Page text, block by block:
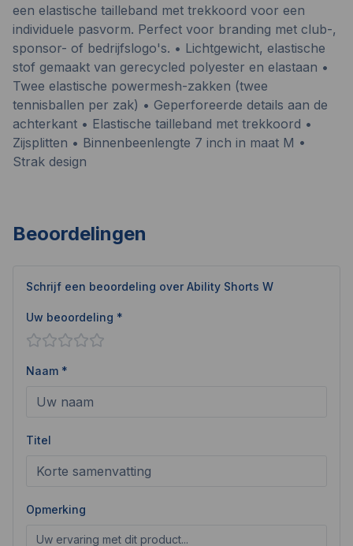
een elastische tailleband met trekkoord voor een
individuele pasvorm. Perfect voor branding met club-,
sponsor- of bedrijfslogo's. • Lichtgewicht, elastische
stof gemaakt van gerecycled polyester en elastaan •
Twee elastische powermesh-zakken (twee
tennisballen per zak) • Geperforeerde details aan de
achterkant • Elastische tailleband met trekkoord •
Zijsplitten • Binnenbeenlengte 7 inch in maat M •
Strak design
Beoordelingen
Schrijf een beoordeling over Ability Shorts W
Uw beoordeling *
Naam *
Titel
Opmerking